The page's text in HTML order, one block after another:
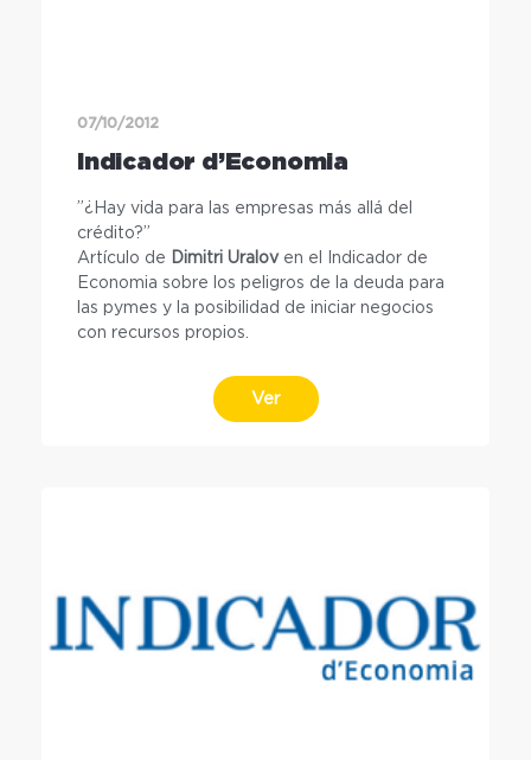
07/10/2012
Indicador d’Economia
”¿Hay vida para las empresas más allá del
crédito?”
Artículo de
Dimitri Uralov en el Indicador de
Economia sobre los peligros de la deuda para
las pymes y la posibilidad de iniciar negocios
con recursos propios.
Ver